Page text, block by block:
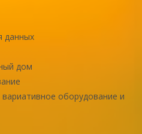
данных
дом
оборудование и